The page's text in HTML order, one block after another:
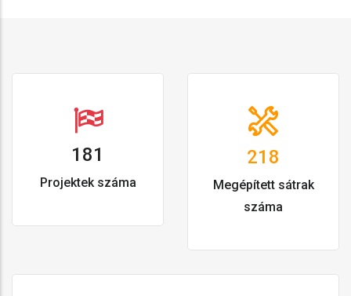
318
Projektek száma
381
Megépített sátrak
száma